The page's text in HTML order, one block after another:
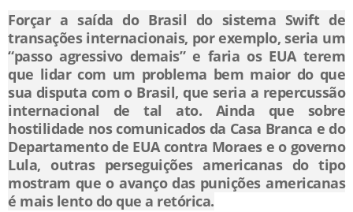
Forçar a saída do Brasil do sistema Swift de
transações internacionais, por exemplo, seria um
“passo agressivo demais” e faria os EUA terem
que lidar com um problema bem maior do que
sua disputa com o Brasil, que seria a repercussão
internacional de tal ato. Ainda que sobre
hostilidade nos comunicados da Casa Branca e do
Departamento de EUA contra Moraes e o governo
Lula, outras perseguições americanas do tipo
mostram que o avanço das punições americanas
é mais lento do que a retórica.